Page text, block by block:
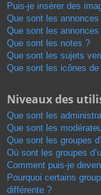
Puis-je insérer des
Que sont les
Que sont les annonces
Que sont les notes ?
Que sont les sujets
Que sont les icônes
Niveaux des
Que sont les
Que sont les
Que sont les groupes
Où sont les groupes
Comment puis-je
Pourquoi certains
différente ?